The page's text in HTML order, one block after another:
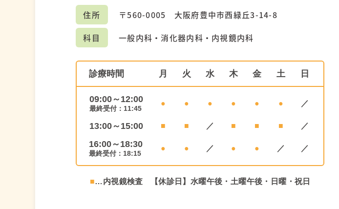
住所 〒560-0005 大阪府豊中市西緑丘3-14-8
科目
一般内科・消化器内科・内視鏡内科
診療時間 月 火 水 木 金 土 日
09:00～12:00
最終受付：11:45
● ● ● ● ● ● ／
13:00～15:00 ■ ■ ／ ■ ■ ■ ／
16:00～18:30
最終受付：18:15
● ● ／ ● ● ／ ／
■…内視鏡検査 【休診日】水曜午後・土曜午後・日曜・祝日